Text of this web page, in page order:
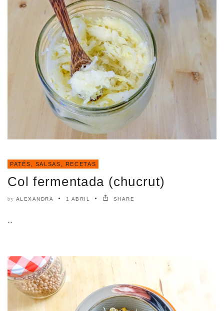
PATÉS, SALSAS RECETAS
Col fermentada (chucrut)
by ALEXANDRA 1 ABRIL SHARE
..